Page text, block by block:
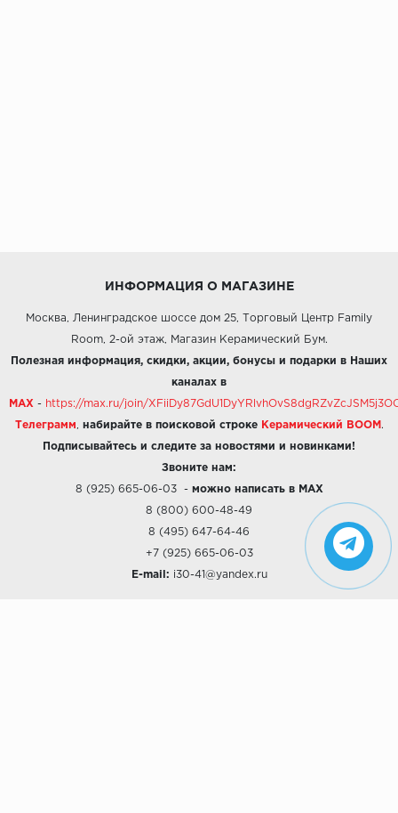
ИНФОРМАЦИЯ О МАГАЗИНЕ
Москва, Ленинградское шоссе дом 25, Торговый Центр Family
Room, 2-ой этаж, Магазин Керамический Бум.
Полезная информация, скидки, акции, бонусы и подарки в Наших
каналах в
MAX - https://max.ru/join/
Телеграмм набирайте в поисковой строке Керамический BOOM .
Подписывайтесь и следите за новостями и новинками!
Звоните нам:
8 (925) 665-06-03- можно написать в MAX
8 (800) 600-48-49
8 (495) 647-64-46
+7 (925) 665-06-03
E-mail: i30-41@yandex.ru